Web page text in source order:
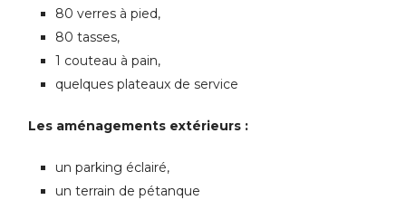
80 verres à pied,
80 tasses,
1 couteau à pain,
quelques plateaux de service
Les aménagements extérieurs :
un parking éclairé,
un terrain de pétanque